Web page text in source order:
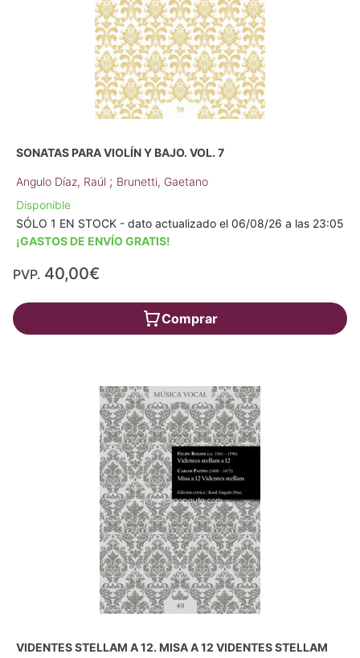
SONATAS PARA VIOLÍN Y BAJO. VOL. 7
Angulo Díaz, Raúl ; Brunetti, Gaetano
Disponible
SÓLO 1 EN STOCK - dato actualizado el 06/08/26 a las 23:05
¡GASTOS DE ENVÍO GRATIS!
PVP. 40,00€
Comprar
VIDENTES STELLAM A 12. MISA A 12 VIDENTES STELLAM